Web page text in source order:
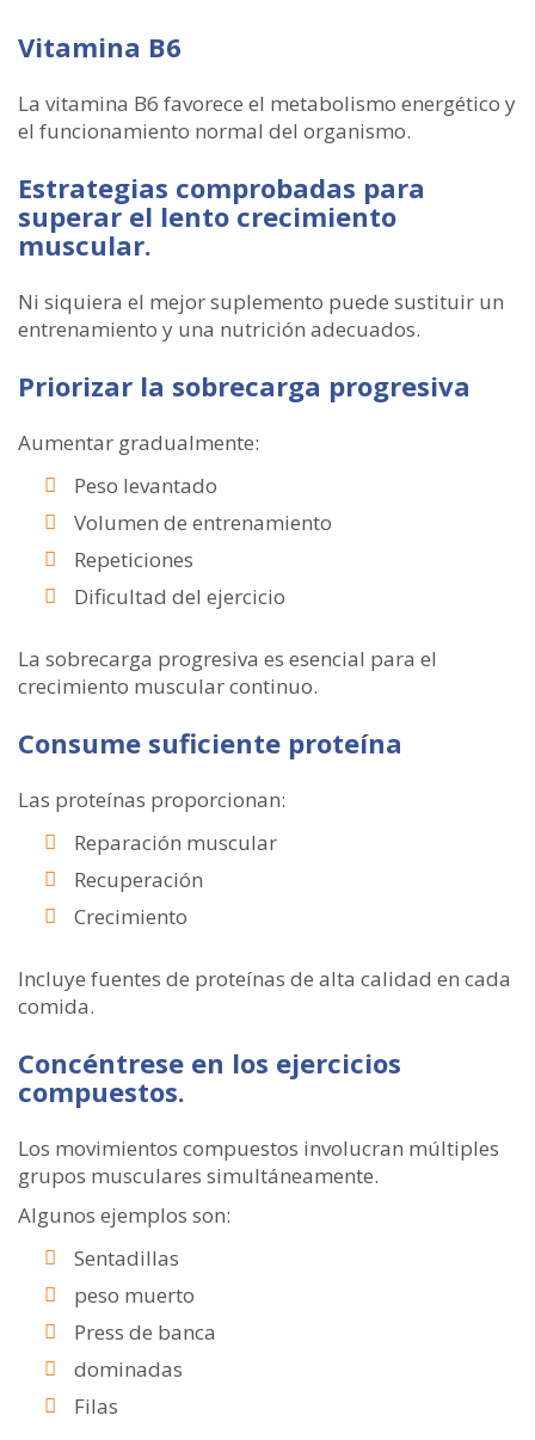
Vitamina B6
La vitamina B6 favorece el metabolismo energético y
el funcionamiento normal del organismo.
Estrategias comprobadas para
superar el lento crecimiento
muscular.
Ni siquiera el mejor suplemento puede sustituir un
entrenamiento y una nutrición adecuados.
Priorizar la sobrecarga progresiva
Aumentar gradualmente:
Peso levantado
Volumen de entrenamiento
Repeticiones
Dificultad del ejercicio
La sobrecarga progresiva es esencial para el
crecimiento muscular continuo.
Consume suficiente proteína
Las proteínas proporcionan:
Reparación muscular
Recuperación
Crecimiento
Incluye fuentes de proteínas de alta calidad en cada
comida.
Concéntrese en los ejercicios
compuestos.
Los movimientos compuestos involucran múltiples
grupos musculares simultáneamente.
Algunos ejemplos son:
Sentadillas
peso muerto
Press de banca
dominadas
Filas